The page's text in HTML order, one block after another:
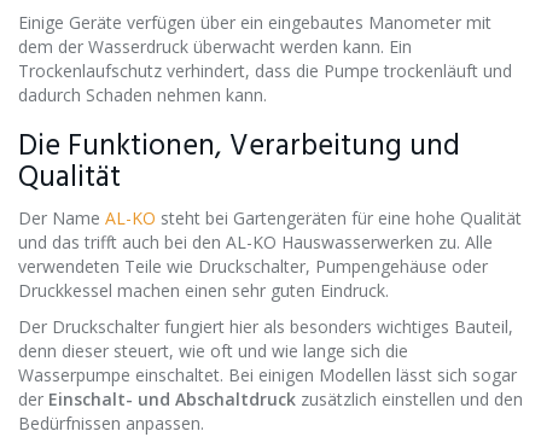
Einige Geräte verfügen über ein eingebautes Manometer mit
dem der Wasserdruck überwacht werden kann. Ein
Trockenlaufschutz verhindert, dass die Pumpe trockenläuft und
dadurch Schaden nehmen kann.
Die Funktionen, Verarbeitung und
Qualität
Der Name AL-KO steht bei Gartengeräten für eine hohe Qualität
und das trifft auch bei den AL-KO Hauswasserwerken zu. Alle
verwendeten Teile wie Druckschalter, Pumpengehäuse oder
Druckkessel machen einen sehr guten Eindruck.
Der Druckschalter fungiert hier als besonders wichtiges Bauteil,
denn dieser steuert, wie oft und wie lange sich die
Wasserpumpe einschaltet. Bei einigen Modellen lässt sich sogar
der Einschalt- und Abschaltdruck zusätzlich einstellen und den
Bedürfnissen anpassen.